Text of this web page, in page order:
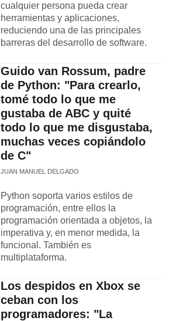
cualquier persona pueda crear
herramientas y aplicaciones,
reduciendo una de las principales
barreras del desarrollo de software.
Guido van Rossum, padre
de Python: "Para crearlo,
tomé todo lo que me
gustaba de ABC y quité
todo lo que me disgustaba,
muchas veces copiándolo
de C"
JUAN MANUEL DELGADO
Python soporta varios estilos de
programación, entre ellos la
programación orientada a objetos, la
imperativa y, en menor medida, la
funcional. También es
multiplataforma.
Los despidos en Xbox se
ceban con los
programadores: "La